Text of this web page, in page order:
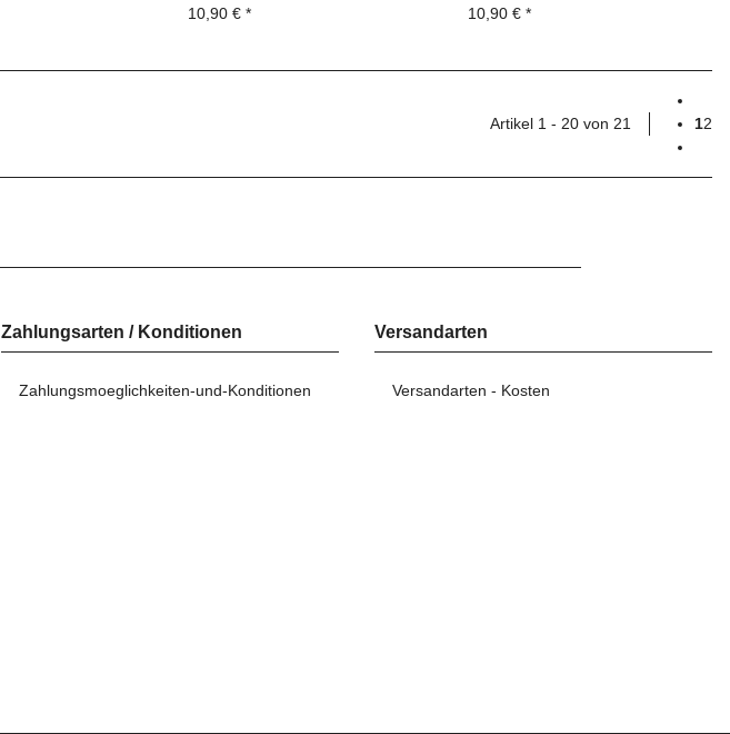
10,90 € *
10,90 € *
Artikel 1 - 20 von 21 12
Zahlungsarten / Konditionen
Zahlungsmoeglichkeiten-und-Konditionen
Versandarten
Versandarten - Kosten